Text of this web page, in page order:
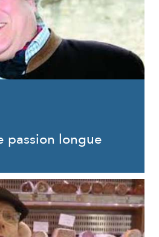
passion longue